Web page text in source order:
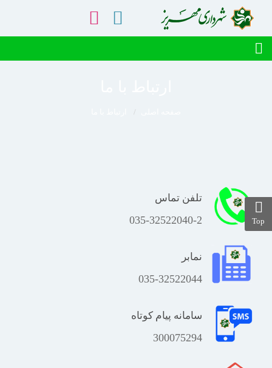
تلفن تماس
035-32522040-2
نمابر
035-32522044
سامانه پیام کوتاه
300075294
Top